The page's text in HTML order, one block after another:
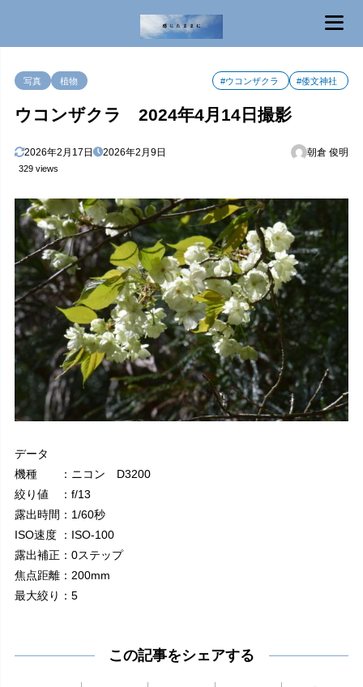
写真 植物 #ウコンザクラ #倭文神社
ウコンザクラ 2024年4月14日撮影
2026年2月17日 2026年2月9日 朝倉 俊明
329 views
データ
機種 ：ニコン D3200
絞り値 ：f/13
露出時間：1/60秒
ISO速度 ：ISO-100
露出補正：0ステップ
焦点距離：200mm
最大絞り：5
この記事をシェアする